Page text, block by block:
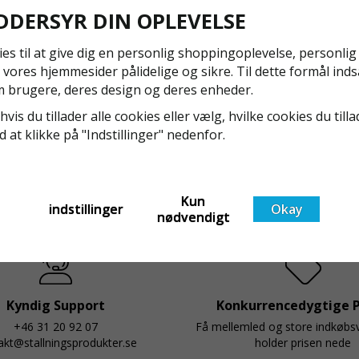
NYA REGLER FÖR RULLSTÄLLNING - AFS2023:9 &
EN1004:2020
Även om det kan verka högst osannolikt så är våra
regler för rullställning i Sverige slappare än de från
EU i skrivande stund, men detta kommer det bli
ändring på. Från och med 2025 träder nya
Läs mer om de nya reglerna!
Kyndig Support
+46 31 20 92 07
Konkurrencedygtige
Få mellemled og store
holder prisen nede
DIN OPLEVELSE
til at give dig en personlig shoppingoplevelse,
hjemmesider pålidelige og sikre. Til dette formål
brugere, deres design og deres enheder.
du tillader alle cookies eller vælg, hvilke cookies du
at klikke på "Indstillinger" nedenfor.
indstillinger
Kun
nødvendigt
Okay